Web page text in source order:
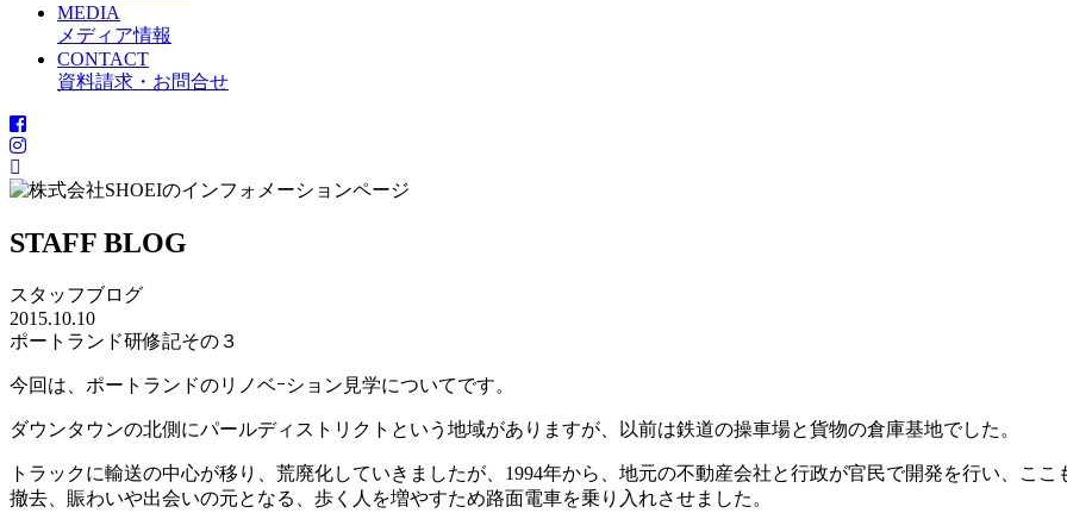
MEDIA
メディア情報
CONTACT
資料請求・お問合せ
STAFF BLOG
スタッフブログ
2015.10.10
ポートランド研修記その３
今回は、ポートランドのリノベｰション見学についてです。
ダウンタウンの北側にパールディストリクトという地域がありますが、以前は鉄道の操車場と貨物の倉庫基地でした。
トラックに輸送の中心が移り、荒廃化していきましたが、1994年から、地元の不動産会社と行政が官民で開発を行い、こ
撤去、賑わいや出会いの元となる、歩く人を増やすため路面電車を乗り入れさせました。